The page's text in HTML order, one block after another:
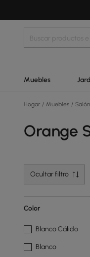
Muebles
Hogar / Muebles / Salón
Orange
Ocultar filtro
Color
Blanco Cálido
Blanco